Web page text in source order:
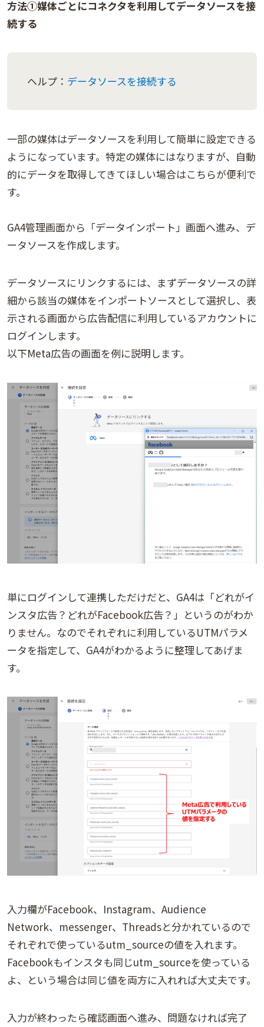
方法①媒体ごとにコネクタを利用してデータソースを接
続する
ヘルプ： データソースを接続する
一部の媒体はデータソースを利用して簡単に設定できる
ようになっています。特定の媒体にはなりますが、自動
的にデータを取得してきてほしい場合はこちらが便利で
す。
GA4管理画面から「データインポート」画面へ進み、デ
ータソースを作成します。
データソースにリンクするには、まずデータソースの詳
細から該当の媒体をインポートソースとして選択し、表
示される画面から広告配信に利用しているアカウントに
ログインします。
以下Meta広告の画面を例に説明します。
単にログインして連携しただけだと、GA4は「どれがイ
ンスタ広告？どれがFacebook広告？」というのがわか
りません。なのでそれぞれに利用しているUTMパラメ
ータを指定して、GA4がわかるように整理してあげま
す。
入力欄がFacebook、Instagram、Audience
Network、messenger、Threadsと分かれているので
それぞれで使っているutm_sourceの値を入れます。
Facebookもインスタも同じutm_sourceを使っている
よ、という場合は同じ値を両方に入れれば大丈夫です。
入力が終わったら確認画面へ進み、問題なければ完了